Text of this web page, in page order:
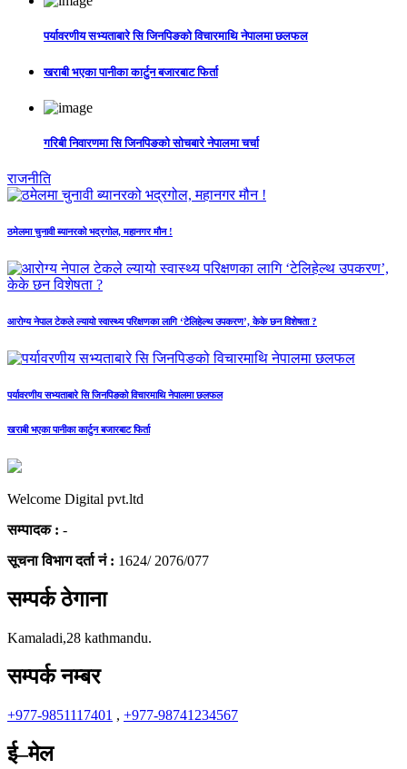
पर्यावरणीय सभ्यताबारे सि जिनपिङको विचारमाथि नेपालमा छलफल
खराबी भएका पानीका कार्टुन बजारबाट फिर्ता
गरिबी निवारणमा सि जिनपिङको सोचबारे नेपालमा चर्चा
राजनीति
ठमेलमा चुनावी ब्यानरको भद्रगोल, महानगर मौन !
आरोग्य नेपाल टेकले ल्यायो स्वास्थ्य परिक्षणका लागि ‘टेलिहेल्थ उपकरण’, केके छन विशेषता ?
पर्यावरणीय सभ्यताबारे सि जिनपिङको विचारमाथि नेपालमा छलफल
खराबी भएका पानीका कार्टुन बजारबाट फिर्ता
Welcome Digital pvt.ltd
सम्पादक : -
सूचना विभाग दर्ता नं : 1624/ 2076/077
सम्पर्क ठेगाना
Kamaladi,28 kathmandu.
सम्पर्क नम्बर
+977-9851117401 , +977-98741234567
ई–मेल